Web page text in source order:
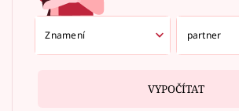
VYPOČÍTAT